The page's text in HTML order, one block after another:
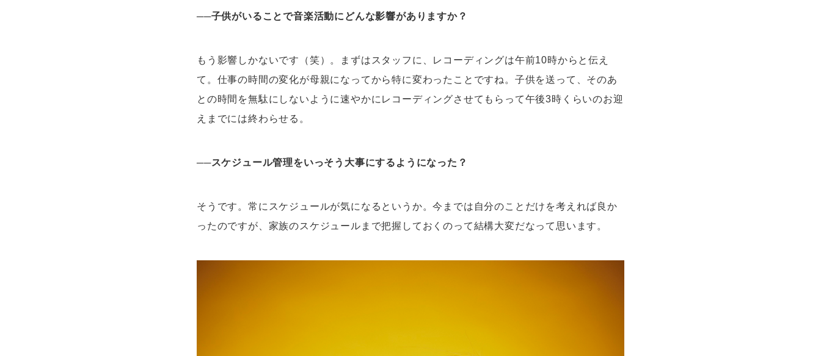
──子供がいることで音楽活動にどんな影響がありますか？
もう影響しかないです（笑）。まずはスタッフに、レコーディングは午前10時からと伝え
て。仕事の時間の変化が母親になってから特に変わったことですね。子供を送って、そのあ
との時間を無駄にしないように速やかにレコーディングさせてもらって午後3時くらいのお迎
えまでには終わらせる。
──スケジュール管理をいっそう大事にするようになった？
そうです。常にスケジュールが気になるというか。今までは自分のことだけを考えれば良か
ったのですが、家族のスケジュールまで把握しておくのって結構大変だなって思います。